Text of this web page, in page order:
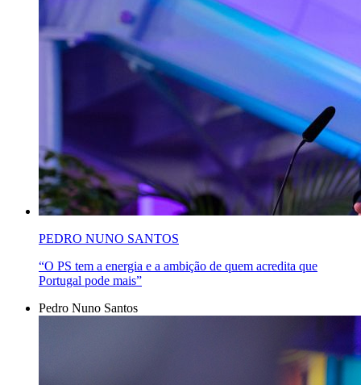
PEDRO NUNO SANTOS
“O PS tem a energia e a ambição de quem acredita que
Portugal pode mais”
Pedro Nuno Santos